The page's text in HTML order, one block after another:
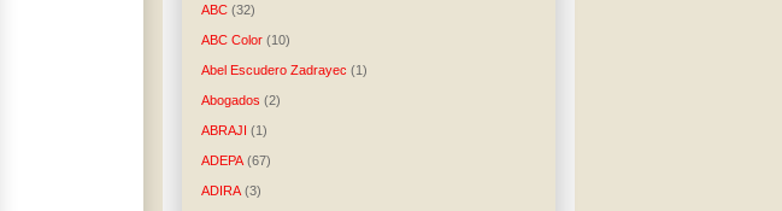
ABC (32)
ABC Color (10)
Abel Escudero Zadrayec (1)
Abogados (2)
ABRAJI (1)
ADEPA (67)
ADIRA (3)